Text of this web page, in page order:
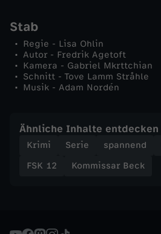
P
o
l
i
z
Stab
Regie - Lisa Ohlin
Autor - Fredrik Agetoft
Kamera - Gabriel Mkrttchian
Schnitt - Tove Lamm Stråhle
Musik - Adam Nordén
Ähnliche Inhalte entdecken
Krimi Serie spannend
FSK 12
Kommissar Beck